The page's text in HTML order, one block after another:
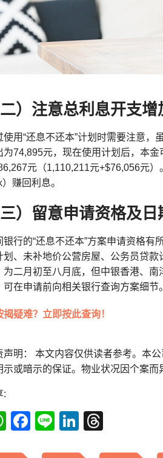
二）注意总利息开支增
使用“还息不还本”计划时需要注意
为74,895元，现在使用计划后，本
元（1,110,211元+$76,056元
）赚回利息。
三）留意申请资格及日
银行的“还息不还本”方案申请资格
划、未补地价公营房屋、公务员贷
为二月初至八月底，但中银香港、
可在申请前向相关银行查询方案细节。
揭疑难？立即按此查询！
声明： 本文内容仅供读者参考。本
示或暗示的保证。物业状况因个案而
:
WhatsApp
Facebook
LineLinkedIn